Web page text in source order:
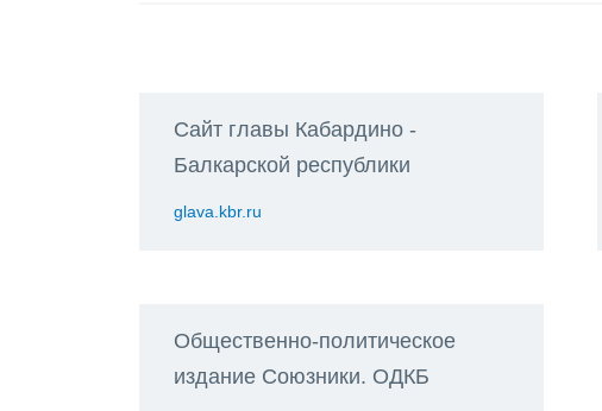
Сайт главы Кабардино -
Балкарской республики
glava.kbr.ru
Общественно-политическое
издание Союзники. ОДКБ